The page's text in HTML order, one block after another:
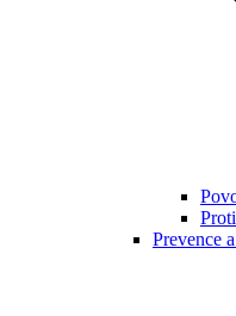
Prevence